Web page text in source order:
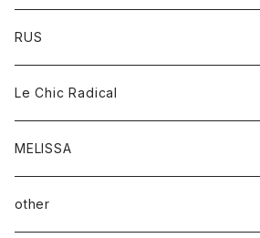
RUS
Le Chic Radical
MELISSA
other